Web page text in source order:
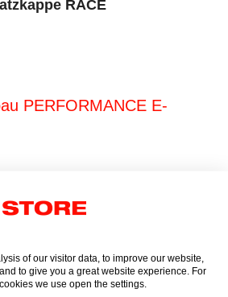
RACE
E-MTB
of our visitor data, to improve our website,
to give you a great website experience. For
we use open the settings.